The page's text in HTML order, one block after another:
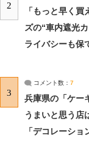
2
「もっと早く
ズの“車内遮光
ライバシーも保
3
コメント数： 7
兵庫県の「ケ
うまいと思う店
「デコレーショ